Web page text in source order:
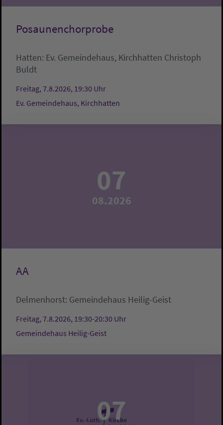
Posaunenchorprobe
Hatten: Ev. Gemeindehaus, Kirchhatten Christoph
Buldt
Freitag, 7.8.2026, 19:30 Uhr
Ev. Gemeindehaus, Kirchhatten
07
08.2026
AA
Delmenhorst: Gemeindehaus Heilig-Geist
Freitag, 7.8.2026, 19:30-20:30 Uhr
Gemeindehaus Heilig-Geist
07